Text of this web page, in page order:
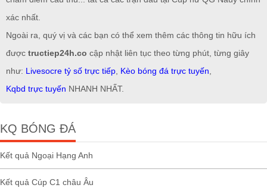
xác nhất.
Ngoài ra, quý vị và các bạn có thể xem thêm các thông tin hữu ích
được tructiep24h.co cập nhật liên tục theo từng phút, từng giây
như: Livesocre tỷ số trực tiếp Kèo bóng đá trực tuyến
Kqbd trực tuyến NHANH NHẤT.
KQ BÓNG ĐÁ
Kết quả Ngoại Hạng Anh
Kết quả Cúp C1 châu Âu